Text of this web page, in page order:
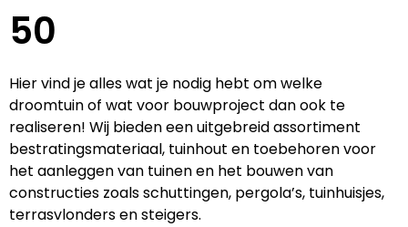
50
Hier vind je alles wat je nodig hebt om welke
droomtuin of wat voor bouwproject dan ook te
realiseren! Wij bieden een uitgebreid assortiment
bestratingsmateriaal, tuinhout en toebehoren voor
het aanleggen van tuinen en het bouwen van
constructies zoals schuttingen, pergola’s, tuinhuisjes,
terrasvlonders en steigers.